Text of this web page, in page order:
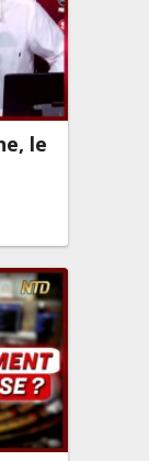
le